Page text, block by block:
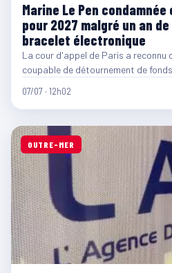
Marine Le Pen
pour 2027 malgré un an
bracelet électronique
La cour d'appel de Paris a reconnu
coupable de détournement de
07/07 · 12h02
OUTRE-MER